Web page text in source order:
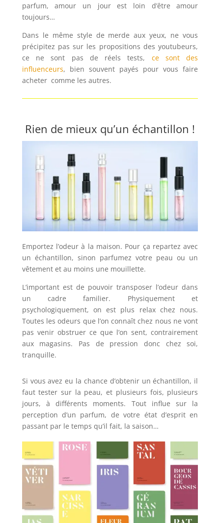
parfum, amour un jour est loin d’être amour
toujours…
Dans le même style de merde aux yeux, ne vous
précipitez pas sur les propositions des youtubeurs,
ce ne sont pas de réels tests, ce sont des
influenceurs, bien souvent payés pour vous faire
acheter comme les autres.
Rien de mieux qu’un échantillon !
Emportez l’odeur à la maison. Pour ça repartez avec
un échantillon, sinon parfumez votre peau ou un
vêtement et au moins une mouillette.
L’important est de pouvoir transposer l’odeur dans
un cadre familier. Physiquement et
psychologiquement, on est plus relax chez nous.
Toutes les odeurs que l’on connaît chez nous ne vont
pas venir obstruer ce que l’on sent, contrairement
aux magasins. Pas de pression donc chez soi,
tranquille.
Si vous avez eu la chance d’obtenir un échantillon, il
faut tester sur la peau, et plusieurs fois, plusieurs
jours, à différents moments. Tout influe sur la
perception d’un parfum, de votre état d’esprit en
passant par le temps qu’il fait, la saison…